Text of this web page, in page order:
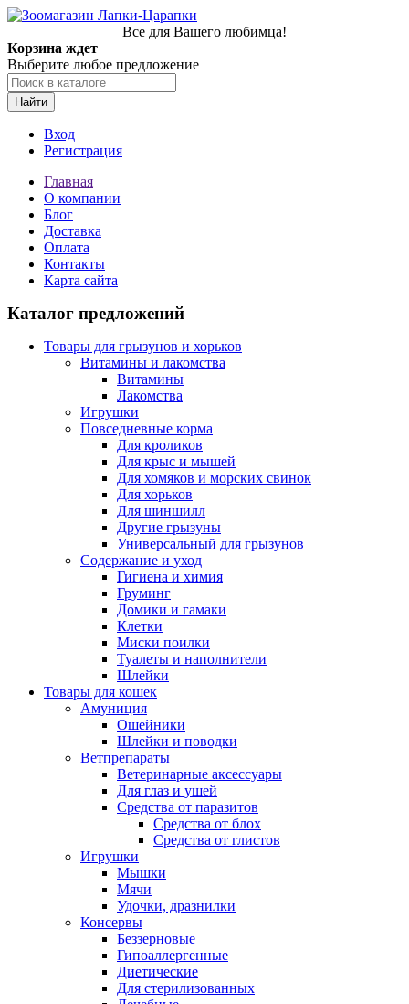
Все для Вашего любимца!
Корзина ждет
Выберите любое предложение
Найти
Вход
Регистрация
Главная
О компании
Блог
Доставка
Оплата
Контакты
Карта сайта
Каталог предложений
Товары для грызунов и хорьков
Витамины и лакомства
Витамины
Лакомства
Игрушки
Повседневные корма
Для кроликов
Для крыс и мышей
Для хомяков и морских свинок
Для хорьков
Для шиншилл
Другие грызуны
Универсальный для грызунов
Содержание и уход
Гигиена и химия
Груминг
Домики и гамаки
Клетки
Миски поилки
Туалеты и наполнители
Шлейки
Товары для кошек
Амуниция
Ошейники
Шлейки и поводки
Ветпрепараты
Ветеринарные аксессуары
Для глаз и ушей
Средства от паразитов
Средства от блох
Средства от глистов
Игрушки
Мышки
Мячи
Удочки, дразнилки
Консервы
Беззерновые
Гипоаллергенные
Диетические
Для стерилизованных